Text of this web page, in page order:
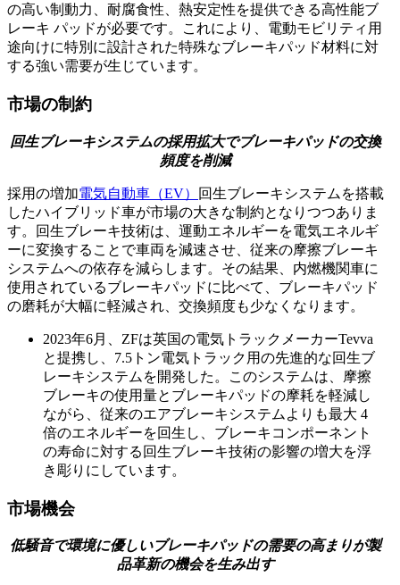
の高い制動力、耐腐食性、熱安定性を提供できる高性能ブ
レーキ パッドが必要です。これにより、電動モビリティ用
途向けに特別に設計された特殊なブレーキパッド材料に対
する強い需要が生じています。
市場の制約
回生ブレーキシステムの採用拡大でブレーキパッドの交換
頻度を削減
採用の増加電気自動車（EV）
回生ブレーキシステムを搭載
したハイブリッド車が市場の大きな制約となりつつありま
す。回生ブレーキ技術は、運動エネルギーを電気エネルギ
ーに変換することで車両を減速させ、従来の摩擦ブレーキ
システムへの依存を減らします。その結果、内燃機関車に
使用されているブレーキパッドに比べて、ブレーキパッド
の磨耗が大幅に軽減され、交換頻度も少なくなります。
2023年6月、ZFは英国の電気トラックメーカーTevva
と提携し、7.5トン電気トラック用の先進的な回生ブ
レーキシステムを開発した。このシステムは、摩擦
ブレーキの使用量とブレーキパッドの摩耗を軽減し
ながら、従来のエアブレーキシステムよりも最大 4
倍のエネルギーを回生し、ブレーキコンポーネント
の寿命に対する回生ブレーキ技術の影響の増大を浮
き彫りにしています。
市場機会
低騒音で環境に優しいブレーキパッドの需要の高まりが製
品革新の機会を生み出す